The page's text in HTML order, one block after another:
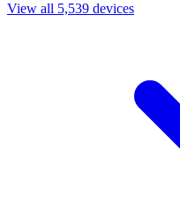
View all 5,539 devices